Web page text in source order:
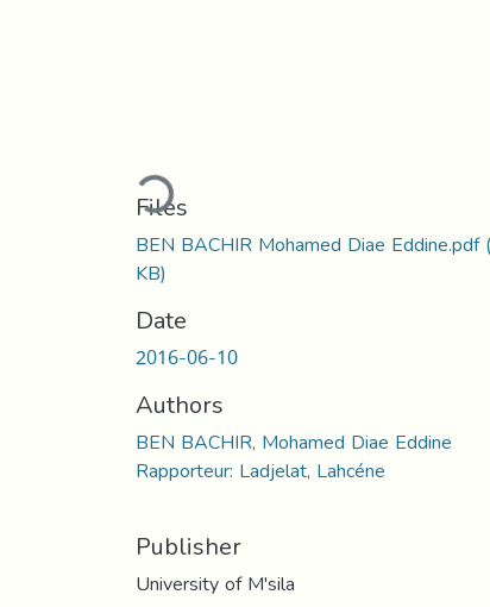
Loading...
Files
BEN BACHIR Mohamed Diae Eddine.pdf
KB)
Date
2016-06-10
Authors
BEN BACHIR, Mohamed Diae Eddine
Rapporteur: Ladjelat, Lahcéne
Publisher
University of M'sila